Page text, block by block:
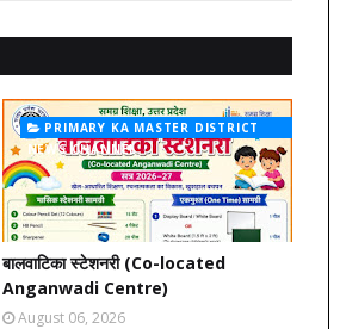
PRIMARY KA MASTER DISTRICT
NEWS CHANNEL
बालवाटिका स्टेशनरी (Co-located
Anganwadi Centre)
August 06, 2026